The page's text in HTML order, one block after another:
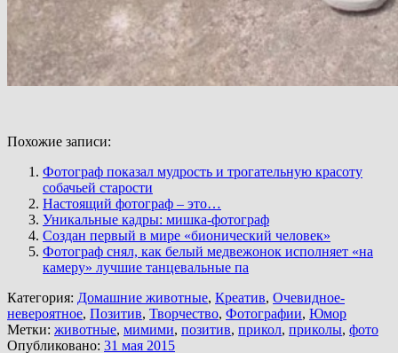
Похожие записи:
Фотограф показал мудрость и трогательную красоту
собачьей старости
Настоящий фотограф – это…
Уникальные кадры: мишка-фотограф
Создан первый в мире «бионический человек»
Фотограф снял, как белый медвежонок исполняет «на
камеру» лучшие танцевальные па
Категория: Домашние животные, Креатив, Очевидное-
невероятное, Позитив, Творчество, Фотографии, Юмор
Метки: животные, мимими, позитив, прикол, приколы, фото
Опубликовано: 31 мая 2015